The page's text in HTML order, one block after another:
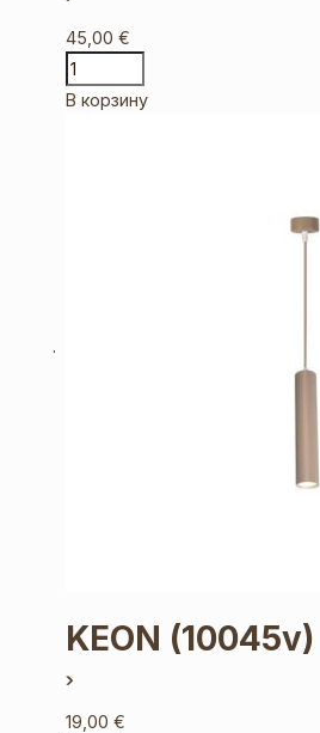
45,00€
В корзину
KEON (10045v)
19,00€